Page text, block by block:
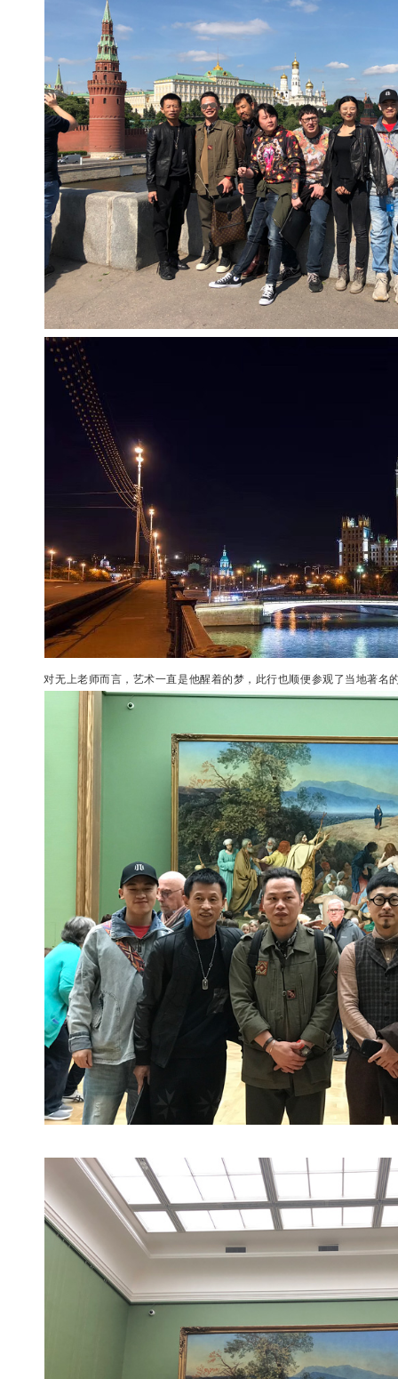
对无上老师而言，艺术一直是他醒着的梦，此行也顺便参观了当地著名